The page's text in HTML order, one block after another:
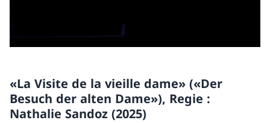
«La Visite de la vieille dame» («Der
Besuch der alten Dame»), Regie :
Nathalie Sandoz (2025)